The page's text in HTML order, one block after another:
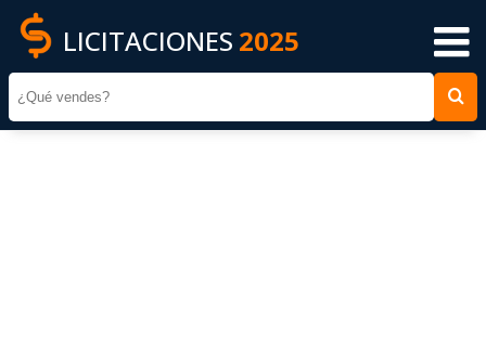
LICITACIONES 2025